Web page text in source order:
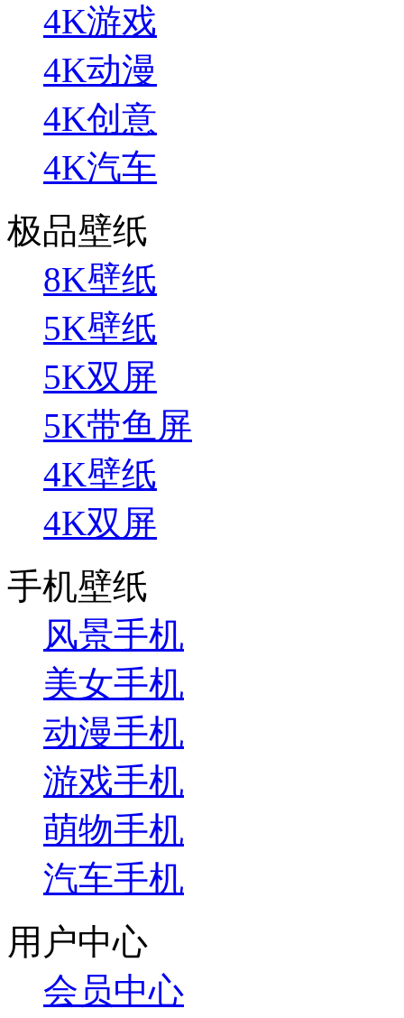
4K游戏
4K动漫
4K创意
4K汽车
极品壁纸
8K壁纸
5K壁纸
5K双屏
5K带鱼屏
4K壁纸
4K双屏
手机壁纸
风景手机
美女手机
动漫手机
游戏手机
萌物手机
汽车手机
用户中心
会员中心